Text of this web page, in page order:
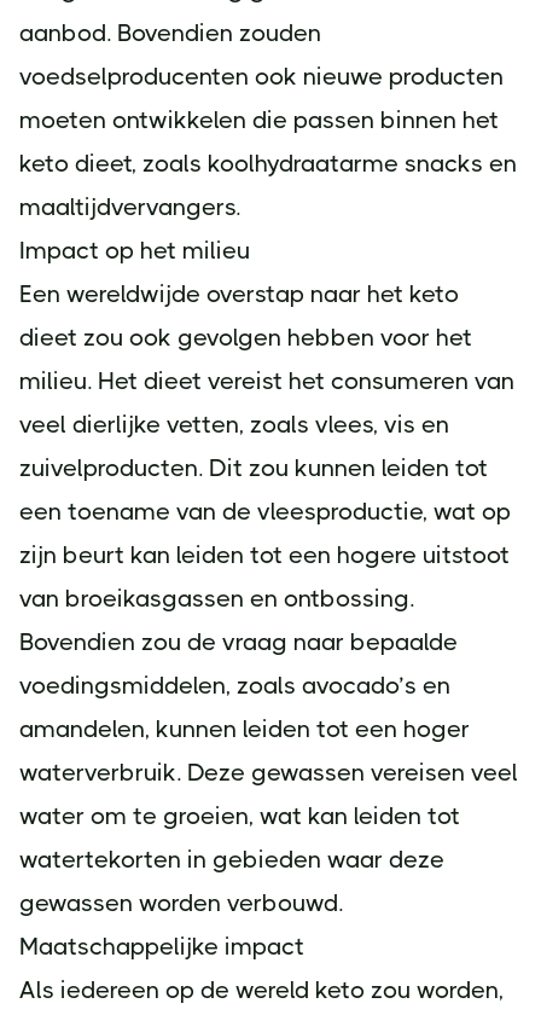
aanbod. Bovendien zouden
voedselproducenten ook nieuwe producten
moeten ontwikkelen die passen binnen het
keto dieet, zoals koolhydraatarme snacks en
maaltijdvervangers.
Impact op het milieu
Een wereldwijde overstap naar het keto
dieet zou ook gevolgen hebben voor het
milieu. Het dieet vereist het consumeren van
veel dierlijke vetten, zoals vlees, vis en
zuivelproducten. Dit zou kunnen leiden tot
een toename van de vleesproductie, wat op
zijn beurt kan leiden tot een hogere uitstoot
van broeikasgassen en ontbossing.
Bovendien zou de vraag naar bepaalde
voedingsmiddelen, zoals avocado’s en
amandelen, kunnen leiden tot een hoger
waterverbruik. Deze gewassen vereisen veel
water om te groeien, wat kan leiden tot
watertekorten in gebieden waar deze
gewassen worden verbouwd.
Maatschappelijke impact
Als iedereen op de wereld keto zou worden,